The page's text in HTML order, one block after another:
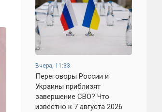
Вчера, 11:33
Переговоры России и
Украины приблизят
завершение СВО? Что
известно к 7 августа 2026